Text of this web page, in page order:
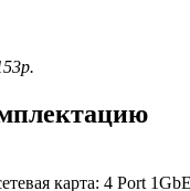
р.
карта: 4 Port 1GbE